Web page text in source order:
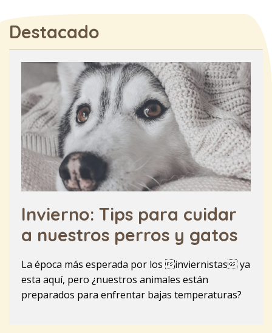
Destacado
Invierno: Tips para cuidar
a nuestros perros y gatos
La época más esperada por los inviernistas ya
esta aquí, pero ¿nuestros animales están
preparados para enfrentar bajas temperaturas?